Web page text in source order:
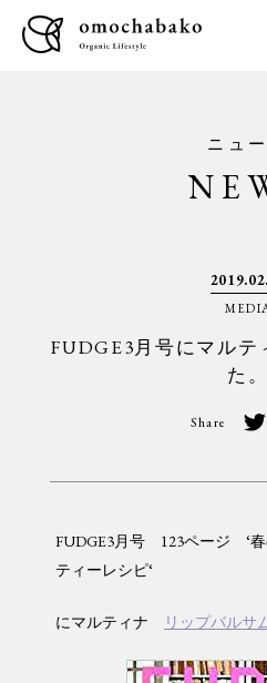
ニュ
FUDGE3月号にマルテ
た。
Share
FUDGE3月号 123ページ ‘
ティーレシピ‘
にマルティナ リップバルサ